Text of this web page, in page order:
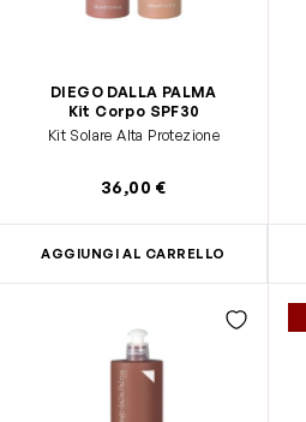
DIEGO DALLA PALMA
Kit Corpo SPF30
Kit Solare Alta Protezione
36,00 €
AGGIUNGI AL CARRELLO